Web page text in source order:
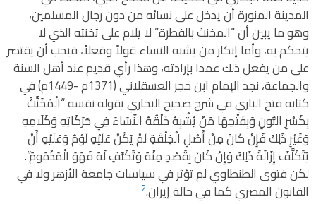
المدينة المنورة أن يدخل على نسائه من دون رجال المسلمين،
وهو ما يبين أن “المخنث بالفطرة” لا يلام على تخنثه الذي لا
يتحكم به، وأما إنكار من يشبه النساء قولاً وفعلاً، فيجب أن يقتصر
على من يفعل ذلك عمدا بإرادته، وهذا رأي قديم عند أهل السنة
والجماعة، نجد الإمام ابن حجر العسقلاني (1371م -1449م) في
كتابه فتح الباري في شرح صحيح البخاري يقوله نفسه “الْمُخَنَّثُ
بِكَسْرِ النُّونِ وَبِفَتْحِهَا مَنْ يُشْبِهُ خَلْقُهُ النِّسَاءَ فِي حَرَكَاتِهِ وَكَلَامِهِ
وَغَيْرِ ذَلِكَ فَإِنْ كَانَ مِنْ أَصْلِ الْخِلْقَةِ لَمْ يَكُنْ عَلَيْهِ لَوْمٌ وَعَلَيْهِ أَنْ
يَتَكَلَّفَ إِزَالَةَ ذَلِكَ وَإِنْ كَانَ بِقَصْدٍ مِنْهُ وَتَكَلُّفٍ لَهُ فَهُوَ الْمَذْمُومُ”.
لكن فتوى الطنطاوي لم تؤثر في سياسات جامعة الأزهر ولا في
القانون المصري كما في حالة إيران.2